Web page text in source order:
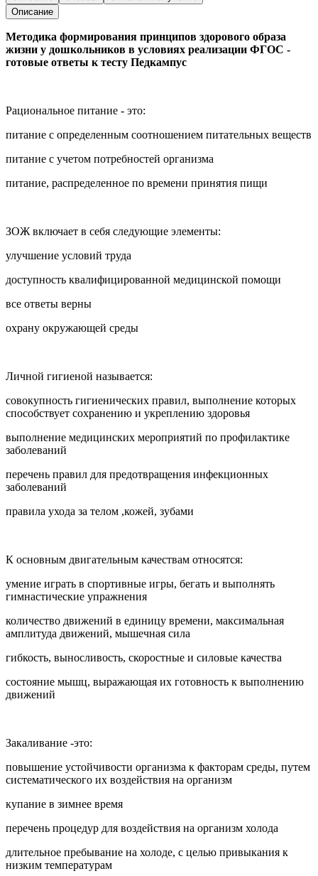
Описание
Методика формирования принципов здорового образа
жизни у дошкольников в условиях реализации ФГОС -
готовые ответы к тесту Педкампус
Рациональное питание - это:
питание с определенным соотношением питательных веществ
питание с учетом потребностей организма
питание, распределенное по времени принятия пищи
ЗОЖ включает в себя следующие элементы:
улучшение условий труда
доступность квалифицированной медицинской помощи
все ответы верны
охрану окружающей среды
Личной гигиеной называется:
совокупность гигиенических правил, выполнение которых
способствует сохранению и укреплению здоровья
выполнение медицинских мероприятий по профилактике
заболеваний
перечень правил для предотвращения инфекционных
заболеваний
правила ухода за телом ,кожей, зубами
К основным двигательным качествам относятся:
умение играть в спортивные игры, бегать и выполнять
гимнастические упражнения
количество движений в единицу времени, максимальная
амплитуда движений, мышечная сила
гибкость, выносливость, скоростные и силовые качества
состояние мышц, выражающая их готовность к выполнению
движений
Закаливание -это:
повышение устойчивости организма к факторам среды, путем
систематического их воздействия на организм
купание в зимнее время
перечень процедур для воздействия на организм холода
длительное пребывание на холоде, с целью привыкания к
низким температурам